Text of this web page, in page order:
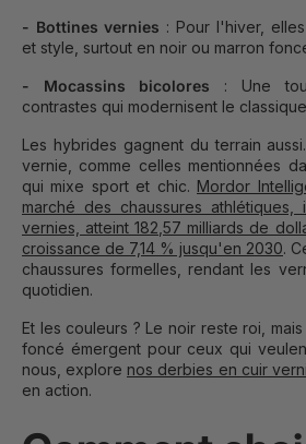
- Bottines vernies : Pour l'hiver,
et style, surtout en noir ou marron
- Mocassins bicolores : Une
contrastes qui modernisent le
Les hybrides gagnent du terrain
vernie, comme celles mentionnées
qui mixe sport et chic. Mordor
marché des chaussures athlétiques,
vernies, atteint 182,57 milliards de
croissance de 7,14 % jusqu'en 2030.
chaussures formelles, rendant les
quotidien.
Et les couleurs ? Le noir reste roi,
foncé émergent pour ceux qui
nous, explore nos derbies en cuir verni
en action.